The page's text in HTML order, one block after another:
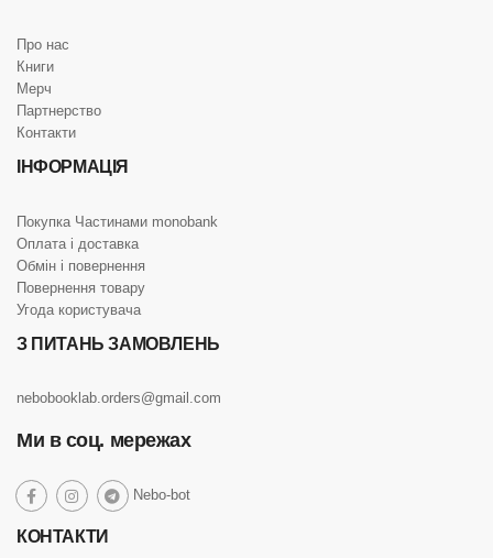
Про нас
Книги
Мерч
Партнерство
Контакти
ІНФОРМАЦІЯ
Покупка Частинами monobank
Оплата і доставка
Обмін і повернення
Повернення товару
Угода користувача
З ПИТАНЬ ЗАМОВЛЕНЬ
nebobooklab.orders@gmail.com
Ми в соц. мережах
social social socialNebo-botsocial
КОНТАКТИ